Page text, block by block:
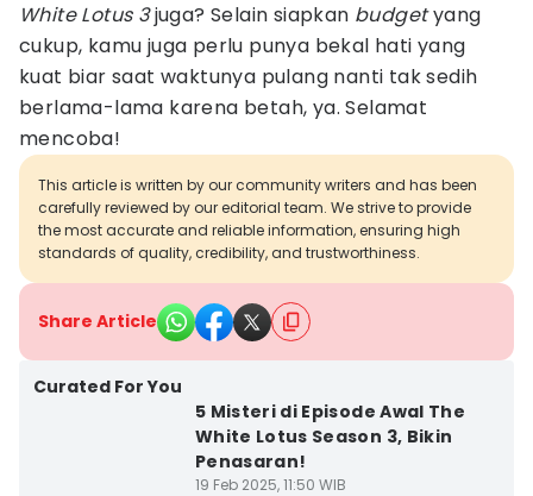
White Lotus 3juga? Selain siapkan budgetyang
cukup, kamu juga perlu punya bekal hati yang
kuat biar saat waktunya pulang nanti tak sedih
berlama-lama karena betah, ya. Selamat
mencoba!
This article is written by our community writers and has been
carefully reviewed by our editorial team. We strive to provide
the most accurate and reliable information, ensuring high
standards of quality, credibility, and trustworthiness.
Share Article
Curated For You
5 Misteri di Episode Awal The
White Lotus Season 3, Bikin
Penasaran!
19 Feb 2025, 11:50 WIB